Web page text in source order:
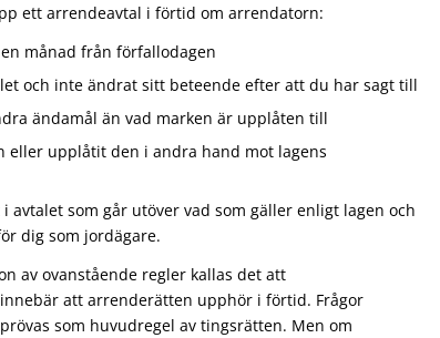
ett arrendeavtal i förtid om arrendatorn:
månad från förfallodagen
och inte ändrat sitt beteende efter att du har sagt till
ändamål än vad marken är upplåten till
eller upplåtit den i andra hand mot lagens
avtalet som går utöver vad som gäller enligt lagen och
dig som jordägare.
av ovanstående regler kallas det att
att arrenderätten upphör i förtid. Frågor
som huvudregel av tingsrätten. Men om